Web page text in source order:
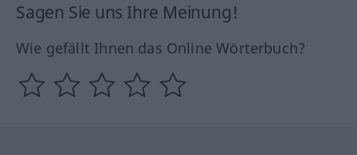
Sagen Sie uns Ihre Meinung!
Wie gefällt Ihnen das Online Wörterbuch?